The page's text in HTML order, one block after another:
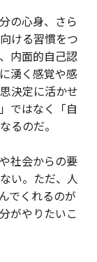
の心身、さら
ける習慣をつ
内面的自己認
湧く感覚や感
決定に活かせ
ではなく「自
るのだ。
社会からの要
い。ただ、人
でくれるのが
がやりたいこ